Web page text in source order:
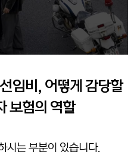
임비, 어떻게 감당할
보험의 역할
시는 부분이 있습니다.